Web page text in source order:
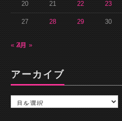
20 21 22 23
27 28 29 30
« 2月4月 »
アーカイブ
カ